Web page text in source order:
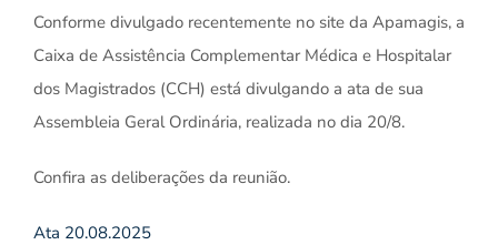
Conforme divulgado recentemente no site da Apamagis, a
Caixa de Assistência Complementar Médica e Hospitalar
dos Magistrados (CCH) está divulgando a ata de sua
Assembleia Geral Ordinária, realizada no dia 20/8.
Confira as deliberações da reunião.
Ata 20.08.2025